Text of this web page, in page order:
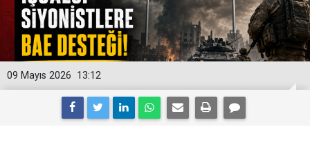
13:12
09 Mayıs 2026